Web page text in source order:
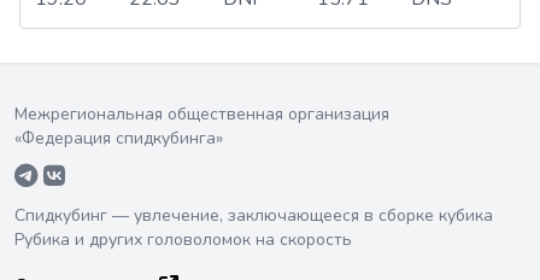
Межрегиональная общественная организация
«Федерация спидкубинга»
Спидкубинг — увлечение, заключающееся в сборке кубика
Рубика и других головоломок на скорость